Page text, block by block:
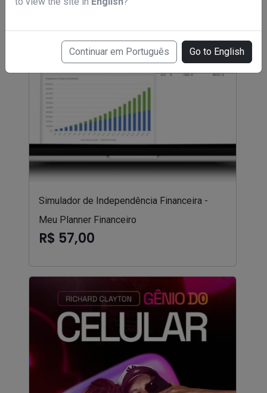
Continuar em Português Go to English
Simulador de Independência Financeira -
Meu Planner Financeiro
R$ 57,00